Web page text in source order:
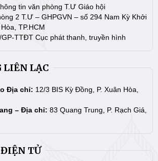
tin văn phòng T.Ư Giáo hội
2 T.Ư – GHPGVN – số 294 Nam Kỳ Khởi
TP.HCM
GP-TTĐT Cục phát thanh, truyền hình
LIÊN LẠC
Địa chỉ: 12/3 BIS Kỳ Đồng, P. Xuân Hòa,
– Địa chỉ: 83 Quang Trung, P. Rạch Giá,
TỬ